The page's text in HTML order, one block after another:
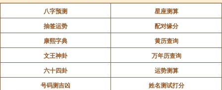
八字预测
星座测算
抽签运势
配对缘分
康熙字典
黄历查询
文王神卦
万年历查询
六十四卦
运势测算
号码测吉凶
姓名测试打分